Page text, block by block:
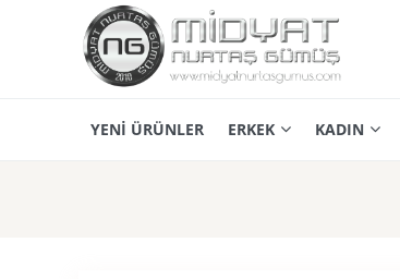
YENİ ÜRÜNLER ERKEK KADIN